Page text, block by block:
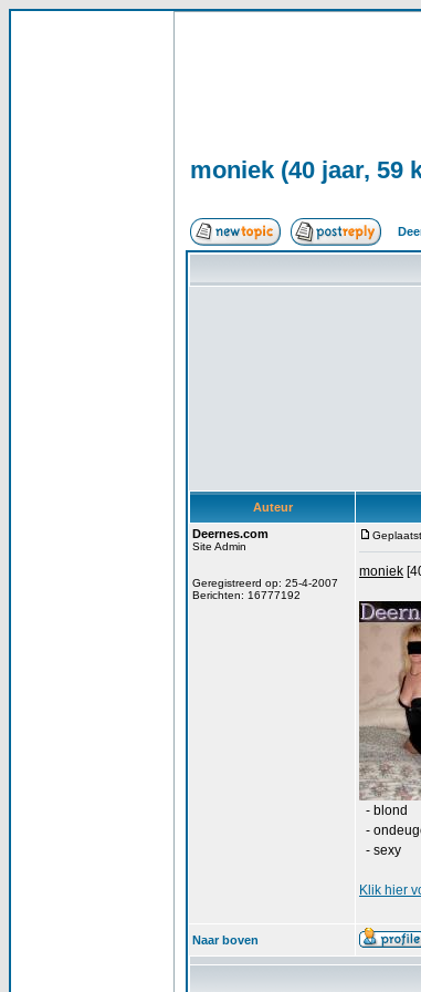
moniek (40 jaar, 59
Auteur
Deernes.com
Site Admin
Geregistreerd op: 25-4-2007
Berichten: 16777192
moniek
- blond
-
- sexy
Klik hier
Naar boven